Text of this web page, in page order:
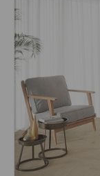
Цвета: